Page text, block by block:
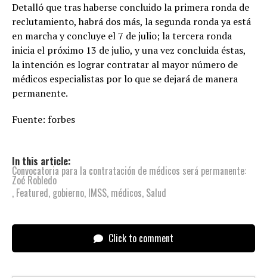
Detalló que tras haberse concluido la primera ronda de
reclutamiento, habrá dos más, la segunda ronda ya está
en marcha y concluye el 7 de julio; la tercera ronda
inicia el próximo 13 de julio, y una vez concluida éstas,
la intención es lograr contratar al mayor número de
médicos especialistas por lo que se dejará de manera
permanente.
Fuente: forbes
In this article:
Convocatoria para la contratación de médicos será permanente:
Zoé Robledo
, Featured, gobierno, IMSS, médicos, Salud
Click to comment